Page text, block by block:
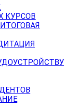
КУРСОВ